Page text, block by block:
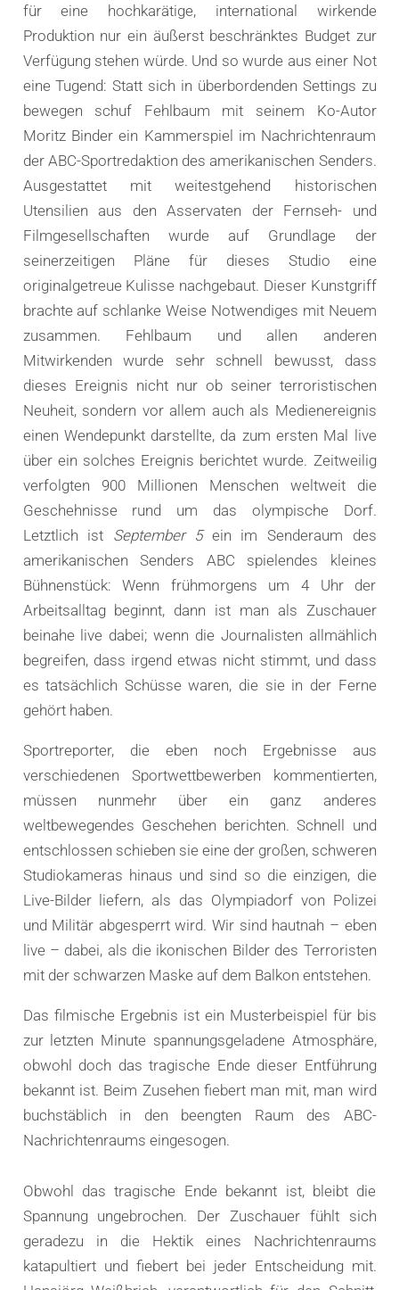
für eine hochkarätige, international wirkende
Produktion nur ein äußerst beschränktes Budget zur
Verfügung stehen würde. Und so wurde aus einer Not
eine Tugend: Statt sich in überbordenden Settings zu
bewegen schuf Fehlbaum mit seinem Ko-Autor
Moritz Binder ein Kammerspiel im Nachrichtenraum
der ABC-Sportredaktion des amerikanischen Senders.
Ausgestattet mit weitestgehend historischen
Utensilien aus den Asservaten der Fernseh- und
Filmgesellschaften wurde auf Grundlage der
seinerzeitigen Pläne für dieses Studio eine
originalgetreue Kulisse nachgebaut. Dieser Kunstgriff
brachte auf schlanke Weise Notwendiges mit Neuem
zusammen. Fehlbaum und allen anderen
Mitwirkenden wurde sehr schnell bewusst, dass
dieses Ereignis nicht nur ob seiner terroristischen
Neuheit, sondern vor allem auch als Medienereignis
einen Wendepunkt darstellte, da zum ersten Mal live
über ein solches Ereignis berichtet wurde. Zeitweilig
verfolgten 900 Millionen Menschen weltweit die
Geschehnisse rund um das olympische Dorf.
Letztlich ist September 5 ein im Senderaum des
amerikanischen Senders ABC spielendes kleines
Bühnenstück: Wenn frühmorgens um 4 Uhr der
Arbeitsalltag beginnt, dann ist man als Zuschauer
beinahe live dabei; wenn die Journalisten allmählich
begreifen, dass irgend etwas nicht stimmt, und dass
es tatsächlich Schüsse waren, die sie in der Ferne
gehört haben.
Sportreporter, die eben noch Ergebnisse aus
verschiedenen Sportwettbewerben kommentierten,
müssen nunmehr über ein ganz anderes
weltbewegendes Geschehen berichten. Schnell und
entschlossen schieben sie eine der großen, schweren
Studiokameras hinaus und sind so die einzigen, die
Live-Bilder liefern, als das Olympiadorf von Polizei
und Militär abgesperrt wird. Wir sind hautnah – eben
live – dabei, als die ikonischen Bilder des Terroristen
mit der schwarzen Maske auf dem Balkon entstehen.
Das filmische Ergebnis ist ein Musterbeispiel für bis
zur letzten Minute spannungsgeladene Atmosphäre,
obwohl doch das tragische Ende dieser Entführung
bekannt ist. Beim Zusehen fiebert man mit, man wird
buchstäblich in den beengten Raum des ABC-
Nachrichtenraums eingesogen.
Obwohl das tragische Ende bekannt ist, bleibt die
Spannung ungebrochen. Der Zuschauer fühlt sich
geradezu in die Hektik eines Nachrichtenraums
katapultiert und fiebert bei jeder Entscheidung mit.